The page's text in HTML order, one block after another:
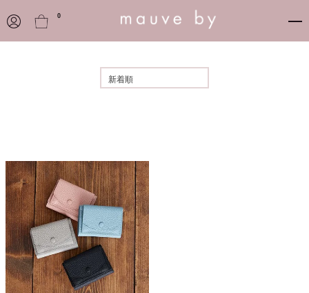
Q&A
SHOPPING GUIDE
LEGAL INFORMATION
CONTACT
0
新着順